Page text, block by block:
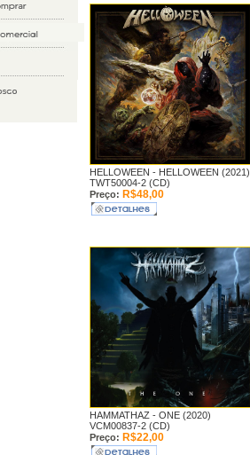
HELLOWEEN - HELLOWEEN (2021)
TWT50004-2 (CD)
Preço: R$48,00
HAMMATHAZ - ONE (2020)
VCM00837-2 (CD)
Preço: R$22,00